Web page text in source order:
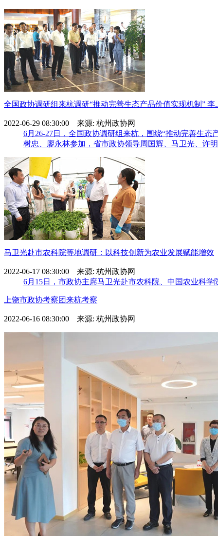
全国政协调研组来杭调研“推动完善生态产品价值实现机制” 李
2022-06-29 08:30:00 来源: 杭州政协网
6月26-27日，全国政协调研组来杭，围绕“推动完善生
树忠、廖永林参加，省市政协领导周国辉、马卫光、许
马卫光赴市农科院等地调研：以科技创新为农业发展赋能增效
2022-06-17 08:30:00 来源: 杭州政协网
6月15日，市政协主席马卫光赴市农科院、中国农业科学
上饶市政协考察团来杭考察
2022-06-16 08:30:00 来源: 杭州政协网